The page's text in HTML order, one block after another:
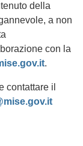
della
a non
con la
.
contattare il